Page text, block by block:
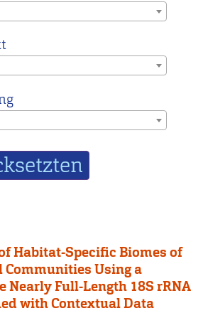
Habitat-Specific Biomes of
Communities Using a
Nearly Full-Length 18S rRNA
with Contextual Data